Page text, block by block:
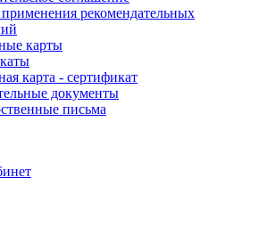
рекомендательных
карты
карта - сертификат
документы
письма